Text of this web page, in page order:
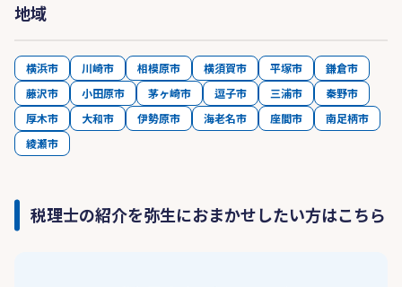
地域
横浜市 川崎市 相模原市 横須賀市 平塚市
鎌倉市
藤沢市
小田原市 茅ヶ崎市 逗子市 三浦市
秦野市
厚木市
大和市 伊勢原市 海老名市 座間市
南足柄市
綾瀬市
税理士の紹介を弥生におまかせしたい方はこちら